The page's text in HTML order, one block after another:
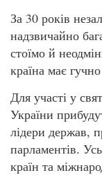
За 30 років
надзвичайно
стоїмо й
країна має
Для участі у
України
лідери держав,
парламентів.
країн та